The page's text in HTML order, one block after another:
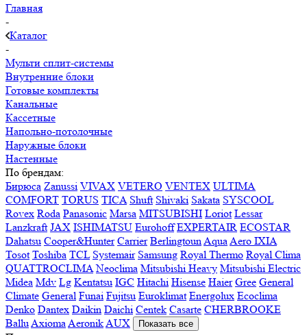
Главная
-
Каталог
-
Мульти сплит-системы
Внутренние блоки
Готовые комплекты
Канальные
Кассетные
Напольно-потолочные
Наружные блоки
Настенные
По брендам:
Бирюса Zanussi VIVAX VETERO VENTEX ULTIMA
COMFORT TORUS TICA Shuft Shivaki Sakata SYSCOOL
Rovex Roda Panasonic Marsa MITSUBISHI Loriot Lessar
Lanzkraft JAX ISHIMATSU Eurohoff EXPERTAIR ECOSTAR
Dahatsu Cooper&Hunter Carrier BerlingtounAquaAero IXIA
Tosot Toshiba TCL Systemair Samsung Royal Thermo Royal Clima
QUATTROCLIMA Neoclima Mitsubishi Heavy Mitsubishi Electric
Midea Mdv Lg Kentatsu IGC Hitachi Hisense Haier Gree General
Climate General Funai Fujitsu Euroklimat Energolux Ecoclima
Denko Dantex Daikin Daichi Centek Casarte CHERBROOKE
BalluAxiomaAeronikAUX Показать все